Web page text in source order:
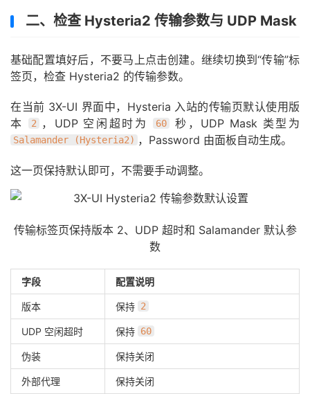
二、检查 Hysteria2 传输参数与 UDP Mask
基础配置填好后，不要马上点击创建。继续切换到“传输”标
签页，检查 Hysteria2 的传输参数。
在当前 3X-UI 界面中，Hysteria 入站的传输页默认使用版
本
2 ，UDP 空闲超时为 60 秒，UDP Mask 类型为
Salamander (Hysteria2) ，Password 由面板自动生成。
这一页保持默认即可，不需要手动调整。
传输标签页保持版本 2、UDP 超时和 Salamander 默认参
数
字段 配置说明
版本 保持 2
UDP 空闲超时 保持 60
伪装 保持关闭
外部代理 保持关闭